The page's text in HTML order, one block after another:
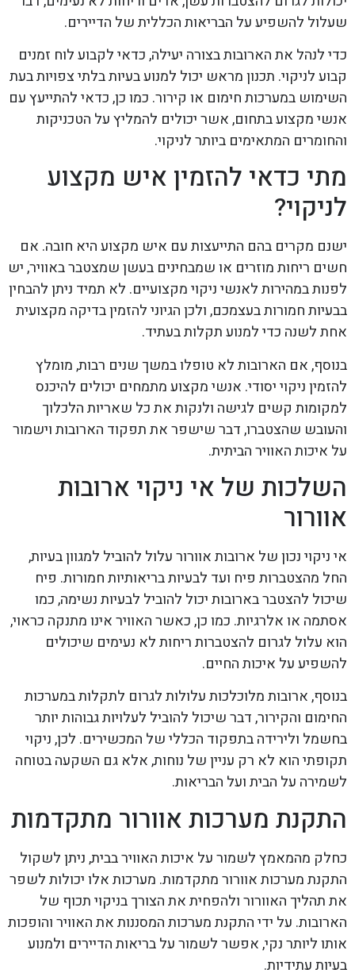
שעלול להשפיע על הבריאות הכללית של הדיירים.
כדי לנהל את הארובות בצורה יעילה, כדאי לקבוע לוח זמנים
קבוע לניקוי. תכנון מראש יכול למנוע בעיות בלתי צפויות בעת
השימוש במערכות חימום או קירור. כמו כן, כדאי להתייעץ עם
אנשי מקצוע בתחום, אשר יכולים להמליץ על הטכניקות
והחומרים המתאימים ביותר לניקוי.
מתי כדאי להזמין איש מקצוע
לניקוי?
ישנם מקרים בהם התייעצות עם איש מקצוע היא חובה. אם
חשים ריחות מוזרים או שמבחינים בעשן שמצטבר באוויר, יש
לפנות במהירות לאנשי ניקוי מקצועיים. לא תמיד ניתן להבחין
בבעיות חמורות בעצמכם, ולכן הגיוני להזמין בדיקה מקצועית
אחת לשנה כדי למנוע תקלות בעתיד.
בנוסף, אם הארובות לא טופלו במשך שנים רבות, מומלץ
להזמין ניקוי יסודי. אנשי מקצוע מתמחים יכולים להיכנס
למקומות קשים לגישה ולנקות את כל שאריות הלכלוך
והעובש שהצטברו, דבר שישפר את תפקוד הארובות וישמור
על איכות האוויר הביתית.
השלכות של אי ניקוי ארובות
אוורור
אי ניקוי נכון של ארובות אוורור עלול להוביל למגוון בעיות,
החל מהצטברות פיח ועד לבעיות בריאותיות חמורות. פיח
שיכול להצטבר בארובות יכול להוביל לבעיות נשימה, כמו
אסתמה או אלרגיות. כמו כן, כאשר האוויר אינו מתנקה כראוי,
הוא עלול לגרום להצטברות ריחות לא נעימים שיכולים
להשפיע על איכות החיים.
בנוסף, ארובות מלוכלכות עלולות לגרום לתקלות במערכות
החימום והקירור, דבר שיכול להוביל לעלויות גבוהות יותר
בחשמל ולירידה בתפקוד הכללי של המכשירים. לכן, ניקוי
תקופתי הוא לא רק עניין של נוחות, אלא גם השקעה בטוחה
לשמירה על הבית ועל הבריאות.
התקנת מערכות אוורור מתקדמות
כחלק מהמאמץ לשמור על איכות האוויר בבית, ניתן לשקול
התקנת מערכות אוורור מתקדמות. מערכות אלו יכולות לשפר
את תהליך האוורור ולהפחית את הצורך בניקוי תכוף של
הארובות. על ידי התקנת מערכות המסננות את האוויר והופכות
אותו ליותר נקי, אפשר לשמור על בריאות הדיירים ולמנוע
בעיות עתידיות.